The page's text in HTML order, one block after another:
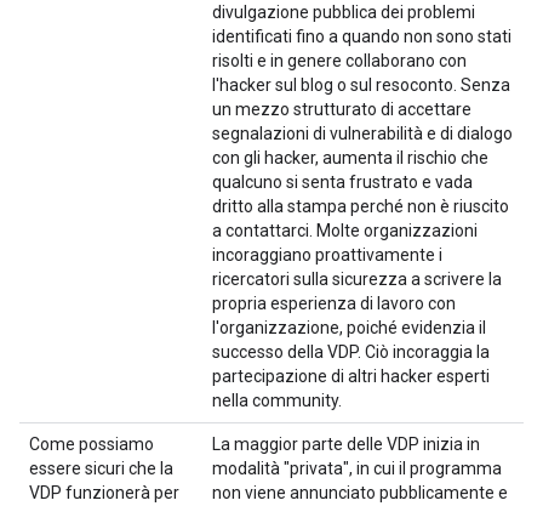
divulgazione pubblica dei problemi
identificati fino a quando non sono stati
risolti e in genere collaborano con
l'hacker sul blog o sul resoconto. Senza
un mezzo strutturato di accettare
segnalazioni di vulnerabilità e di dialogo
con gli hacker, aumenta il rischio che
qualcuno si senta frustrato e vada
dritto alla stampa perché non è riuscito
a contattarci. Molte organizzazioni
incoraggiano proattivamente i
ricercatori sulla sicurezza a scrivere la
propria esperienza di lavoro con
l'organizzazione, poiché evidenzia il
successo della VDP. Ciò incoraggia la
partecipazione di altri hacker esperti
nella community.
Come possiamo
essere sicuri che la
VDP funzionerà per
La maggior parte delle VDP inizia in
modalità "privata", in cui il programma
non viene annunciato pubblicamente e